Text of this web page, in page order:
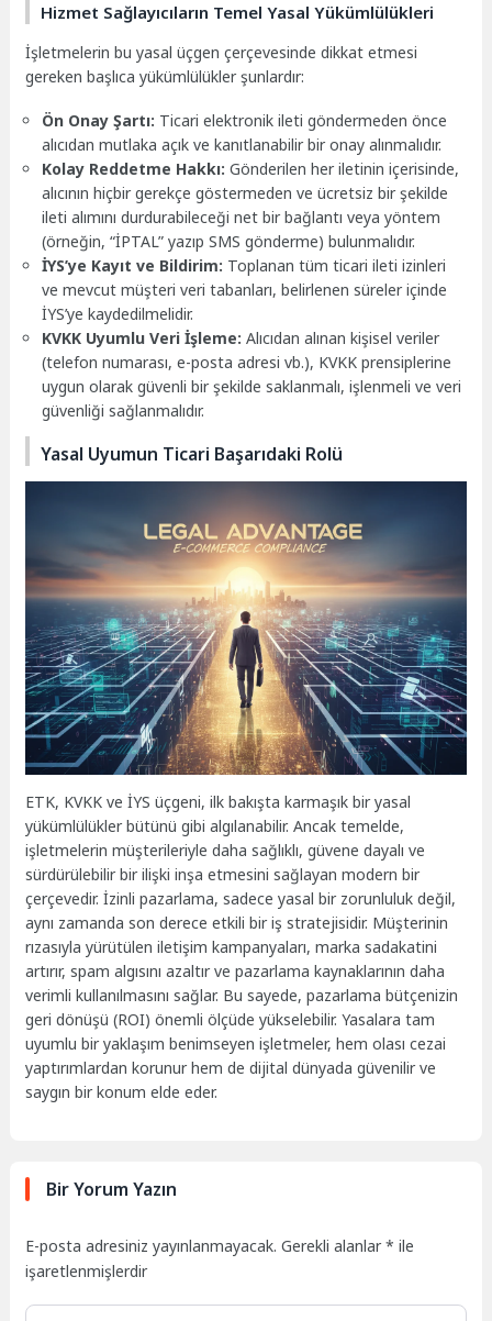
Hizmet Sağlayıcıların Temel Yasal Yükümlülükleri
İşletmelerin bu yasal üçgen çerçevesinde dikkat etmesi
gereken başlıca yükümlülükler şunlardır:
Ön Onay Şartı: Ticari elektronik ileti göndermeden önce
alıcıdan mutlaka açık ve kanıtlanabilir bir onay alınmalıdır.
Kolay Reddetme Hakkı: Gönderilen her iletinin içerisinde,
alıcının hiçbir gerekçe göstermeden ve ücretsiz bir şekilde
ileti alımını durdurabileceği net bir bağlantı veya yöntem
(örneğin, “İPTAL” yazıp SMS gönderme) bulunmalıdır.
İYS’ye Kayıt ve Bildirim: Toplanan tüm ticari ileti izinleri
ve mevcut müşteri veri tabanları, belirlenen süreler içinde
İYS’ye kaydedilmelidir.
KVKK Uyumlu Veri İşleme: Alıcıdan alınan kişisel veriler
(telefon numarası, e-posta adresi vb.), KVKK prensiplerine
uygun olarak güvenli bir şekilde saklanmalı, işlenmeli ve veri
güvenliği sağlanmalıdır.
Yasal Uyumun Ticari Başarıdaki Rolü
ETK, KVKK ve İYS üçgeni, ilk bakışta karmaşık bir yasal
yükümlülükler bütünü gibi algılanabilir. Ancak temelde,
işletmelerin müşterileriyle daha sağlıklı, güvene dayalı ve
sürdürülebilir bir ilişki inşa etmesini sağlayan modern bir
çerçevedir. İzinli pazarlama, sadece yasal bir zorunluluk değil,
aynı zamanda son derece etkili bir iş stratejisidir. Müşterinin
rızasıyla yürütülen iletişim kampanyaları, marka sadakatini
artırır, spam algısını azaltır ve pazarlama kaynaklarının daha
verimli kullanılmasını sağlar. Bu sayede, pazarlama bütçenizin
geri dönüşü (ROI) önemli ölçüde yükselebilir. Yasalara tam
uyumlu bir yaklaşım benimseyen işletmeler, hem olası cezai
yaptırımlardan korunur hem de dijital dünyada güvenilir ve
saygın bir konum elde eder.
Bir Yorum Yazın
E-posta adresiniz yayınlanmayacak. Gerekli alanlar* ile
işaretlenmişlerdir